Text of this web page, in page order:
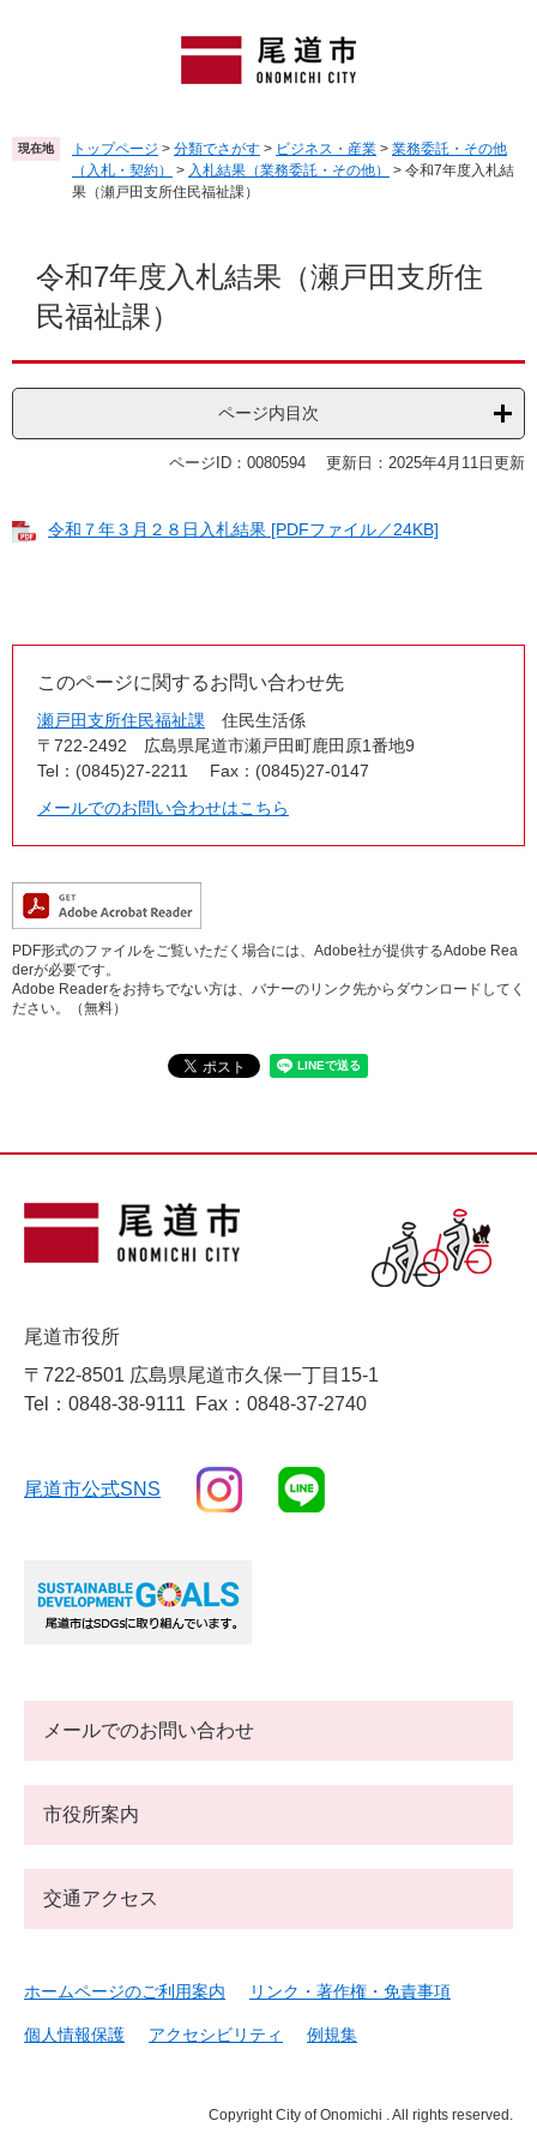
頭
で
飛
ば
現在地 トップページ > 分類でさがす > ビジネス・産業 > 業務委託・その他
（入札・契約）
> 入札結果（業務委託・その他） > 令和7年度入札結
果（瀬戸田支所住民福祉課）
令和7年度入札結果（瀬戸田支所住
民福祉課）
ページ内目次
ページID：0080594 更新日：2025年4月11日更新
令和７年３月２８日入札結果 [PDFファイル／24KB]
このページに関するお問い合わせ先
瀬戸田支所住民福祉課
住民生活係
〒722-2492
広島県尾道市瀬戸田町鹿田原1番地9
Tel：(0845)27-2211
Fax：(0845)27-0147
メールでのお問い合わせはこちら
PDF形式のファイルをご覧いただく場合には、Adobe社が提供するAdobe Rea
derが必要です。
Adobe Readerをお持ちでない方は、バナーのリンク先からダウンロードしてく
ださい。（無料）
尾道市役所
〒722-8501 広島県尾道市久保一丁目15-1
Tel：0848-38-9111
Fax：0848-37-2740
尾道市公式SNS
メールでのお問い合わせ
市役所案内
交通アクセス
ホームページのご利用案内 リンク・著作権・免責事項
個人情報保護 アクセシビリティ 例規集
Copyright City of Onomichi . All rights reserved.